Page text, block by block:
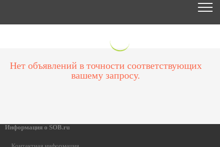
Нет объявлений в точности соответствующих
вашему запросу.
Информация о SOB.ru